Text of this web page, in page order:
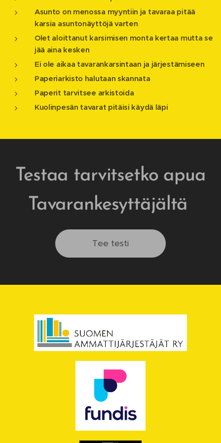
Asunto on menossa myyntiin ja tavaraa pitää
karsia asuntonäyttöjä varten
Olet aloittanut karsimisen monta kertaa mutta se
jää aina kesken
Ei ole aikaa tavarankarsintaan ja järjestämiseen
Paperiarkisto halutaan skannata
Paperit tarvitsee arkistoida
Kuolinpesän tavarat pitäisi käydä läpi
Testaa tarvitsetko apua
Tavarankesyttäjältä
Tee testi